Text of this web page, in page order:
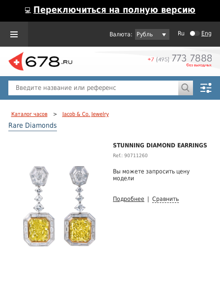
💻 Переключиться на полную версию
Рубль Ru Eng
Каталог часов > Jacob & Co. Jewelry
Rare Diamonds
STUNNING DIAMOND EARRINGS
Ref.: 90711260
Вы можете запросить цену
модели
Подробнее Сравнить